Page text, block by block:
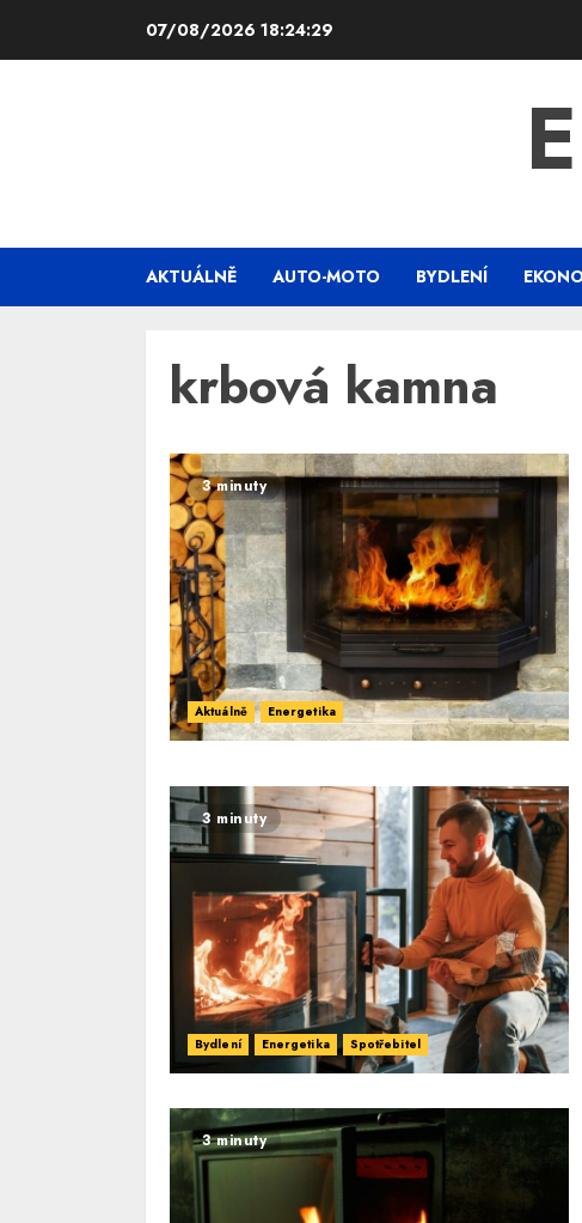
07/08/2026 18:24:29
AKTUÁLNĚ AUTO-MOTO BYDLENÍ
krbová kamna
3 minuty
Aktuálně Energetika
3 minuty
Bydlení Energetika Spotřebitel
3 minuty